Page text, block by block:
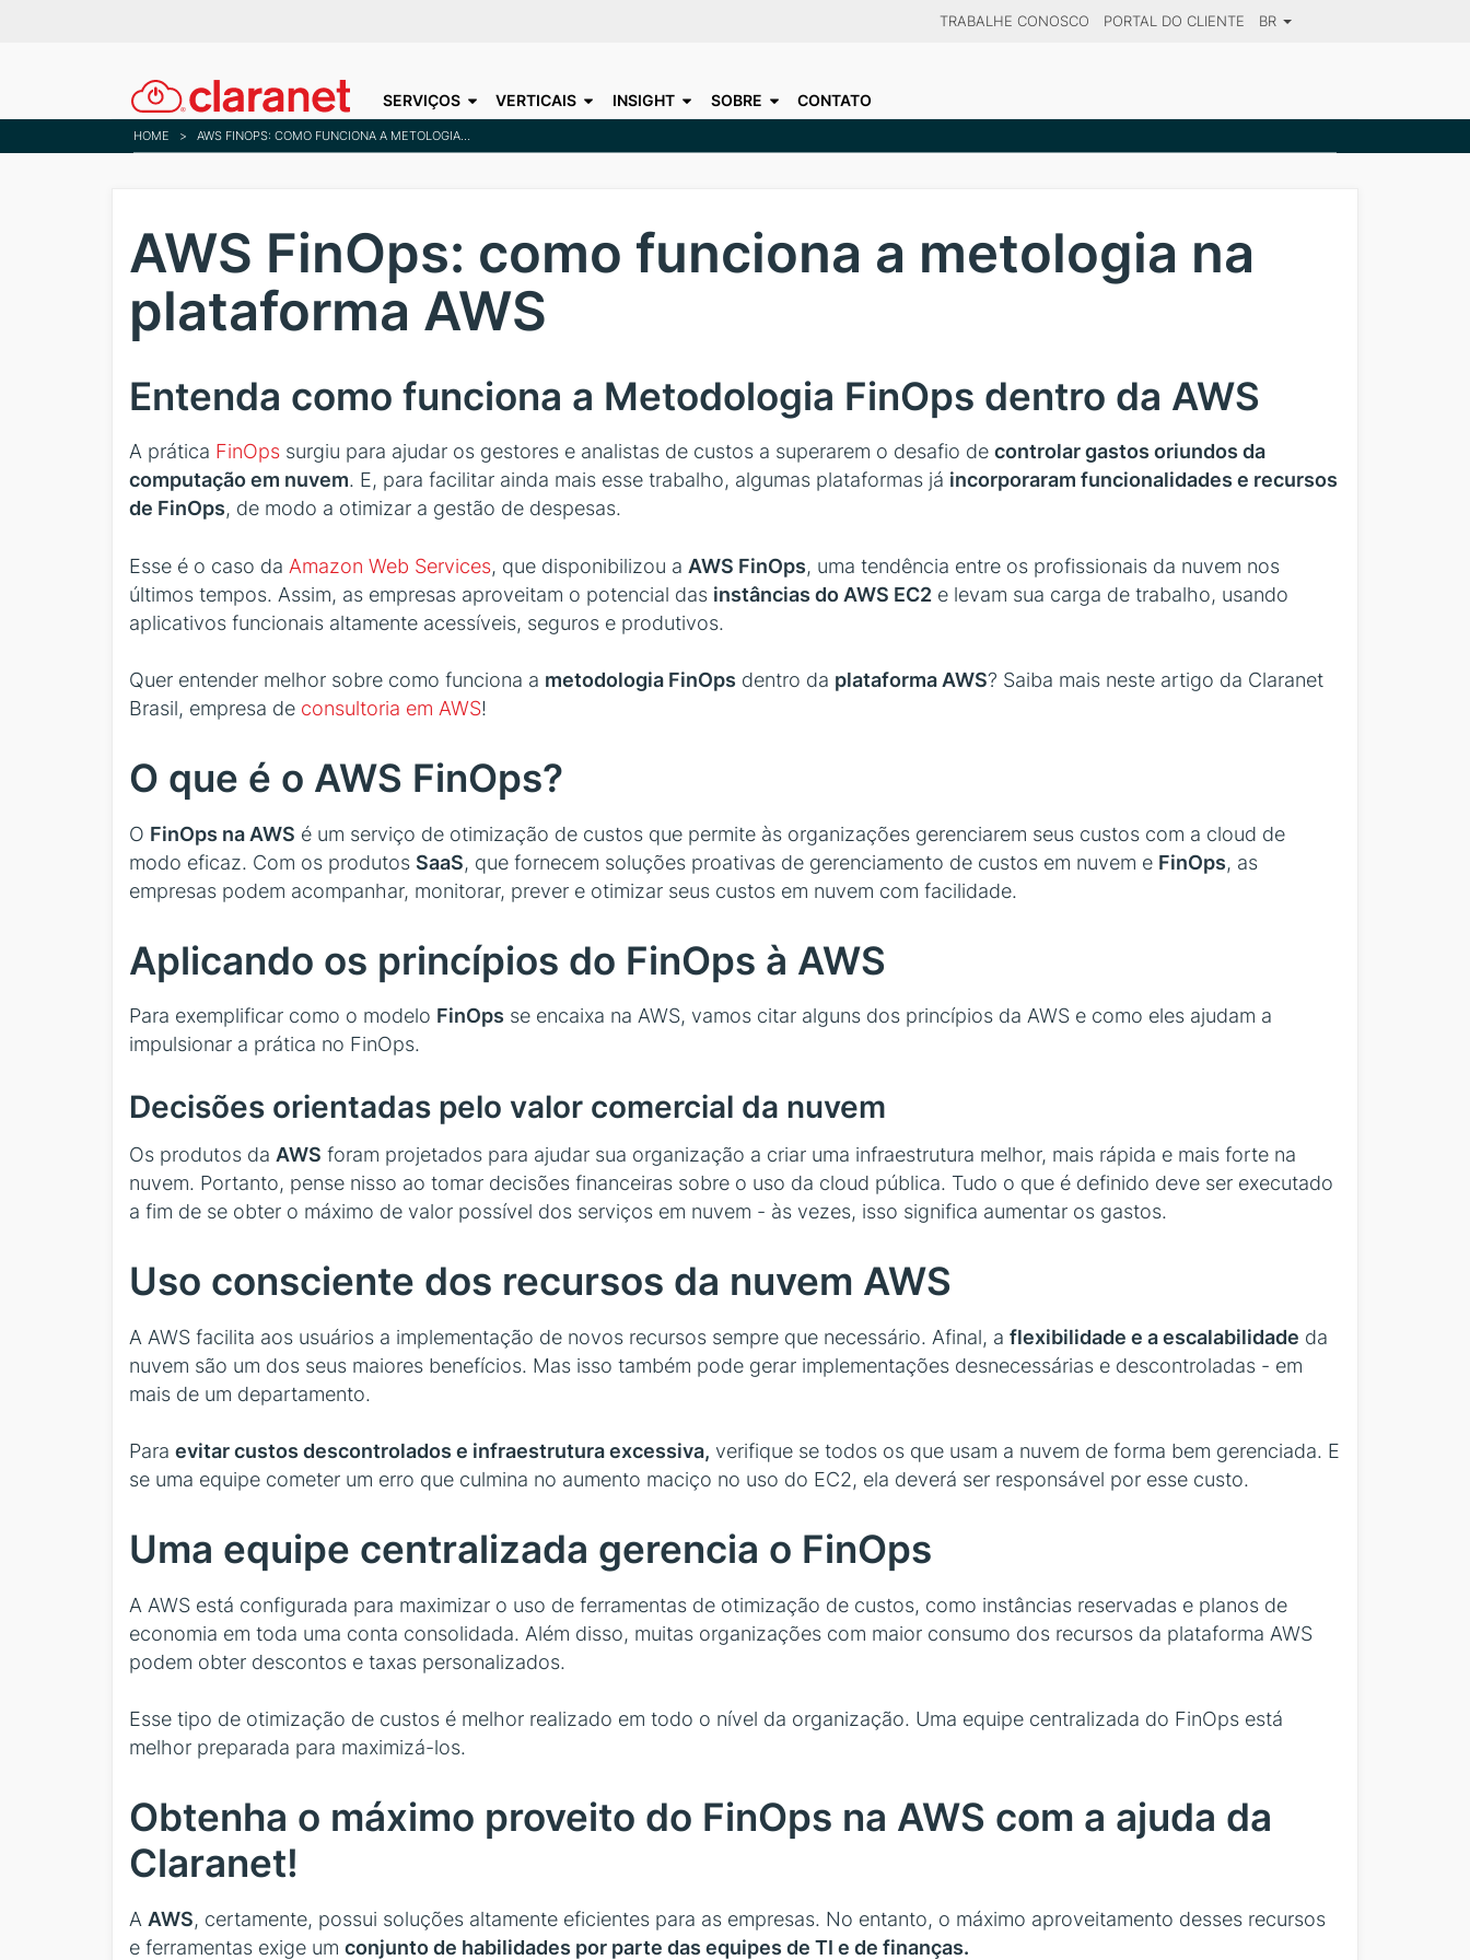
content
TRABALHE CONOSCO PORTAL DO CLIENTE BR
SERVIÇOS VERTICAIS INSIGHT SOBRE CONTATO
HOME > AWS FINOPS: COMO FUNCIONA A METOLOGIA NA PLATAFORMA AWS
AWS FinOps: como funciona a metologia na
plataforma AWS
Entenda como funciona a Metodologia FinOps dentro da AWS
A prática FinOps surgiu para ajudar os gestores e analistas de custos a superarem o desafio de controlar gastos oriundos da
computação em nuvem. E, para facilitar ainda mais esse trabalho, algumas plataformas já incorporaram funcionalidades e recursos
de FinOps, de modo a otimizar a gestão de despesas.
Esse é o caso da Amazon Web Services, que disponibilizou a AWS FinOps, uma tendência entre os profissionais da nuvem nos
últimos tempos. Assim, as empresas aproveitam o potencial das instâncias do AWS EC2 e levam sua carga de trabalho, usando
aplicativos funcionais altamente acessíveis, seguros e produtivos.
Quer entender melhor sobre como funciona a metodologia FinOps dentro da plataforma AWS? Saiba mais neste artigo da Claranet
Brasil, empresa de consultoria em AWS!
O que é o AWS FinOps?
O FinOps na AWS é um serviço de otimização de custos que permite às organizações gerenciarem seus custos com a cloud de
modo eficaz. Com os produtos SaaS, que fornecem soluções proativas de gerenciamento de custos em nuvem e FinOps, as
empresas podem acompanhar, monitorar, prever e otimizar seus custos em nuvem com facilidade.
Aplicando os princípios do FinOps à AWS
Para exemplificar como o modelo FinOps se encaixa na AWS, vamos citar alguns dos princípios da AWS e como eles ajudam a
impulsionar a prática no FinOps.
Decisões orientadas pelo valor comercial da nuvem
Os produtos da AWS foram projetados para ajudar sua organização a criar uma infraestrutura melhor, mais rápida e mais forte na
nuvem. Portanto, pense nisso ao tomar decisões financeiras sobre o uso da cloud pública. Tudo o que é definido deve ser executado
a fim de se obter o máximo de valor possível dos serviços em nuvem - às vezes, isso significa aumentar os gastos.
Uso consciente dos recursos da nuvem AWS
A AWS facilita aos usuários a implementação de novos recursos sempre que necessário. Afinal, a flexibilidade e a escalabilidade da
nuvem são um dos seus maiores benefícios. Mas isso também pode gerar implementações desnecessárias e descontroladas - em
mais de um departamento.
Para evitar custos descontrolados e infraestrutura excessiva, verifique se todos os que usam a nuvem de forma bem gerenciada. E
se uma equipe cometer um erro que culmina no aumento maciço no uso do EC2, ela deverá ser responsável por esse custo.
Uma equipe centralizada gerencia o FinOps
A AWS está configurada para maximizar o uso de ferramentas de otimização de custos, como instâncias reservadas e planos de
economia em toda uma conta consolidada. Além disso, muitas organizações com maior consumo dos recursos da plataforma AWS
podem obter descontos e taxas personalizados.
Esse tipo de otimização de custos é melhor realizado em todo o nível da organização. Uma equipe centralizada do FinOps está
melhor preparada para maximizá-los.
Obtenha o máximo proveito do FinOps na AWS com a ajuda da
Claranet!
A AWS, certamente, possui soluções altamente eficientes para as empresas. No entanto, o máximo aproveitamento desses recursos
e ferramentas exige um conjunto de habilidades por parte das equipes de TI e de finanças.